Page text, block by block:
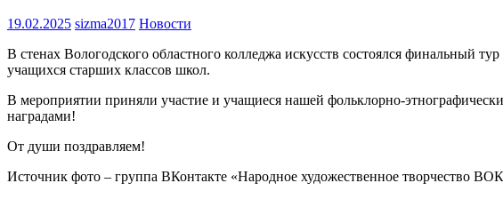
19.02.2025 sizma2017 Новости
В стенах Вологодского областного колледжа искусств состоялся финальный
учащихся старших классов школ.
В мероприятии приняли участие и учащиеся нашей фольклорно-
наградами!
От души поздравляем!
Источник фото – группа ВКонтакте «Народное художественное творчество